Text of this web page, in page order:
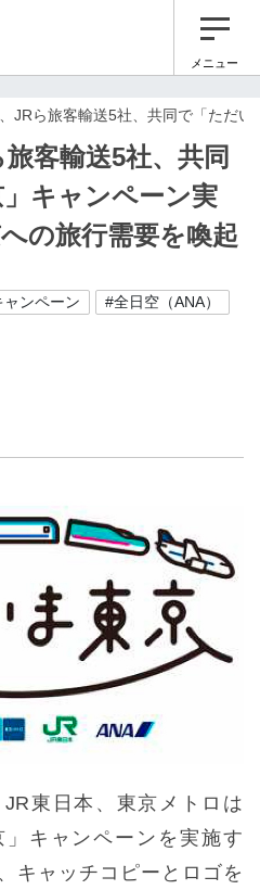
メニュー
JRら旅客輸送5社、共同で「ただ
客輸送5社、共同
キャンペーン実
の旅行需要を喚起
ャンペーン
#全日空（ANA）
東日本、東京メトロは
キャンペーンを実施す
キャッチコピーとロゴを